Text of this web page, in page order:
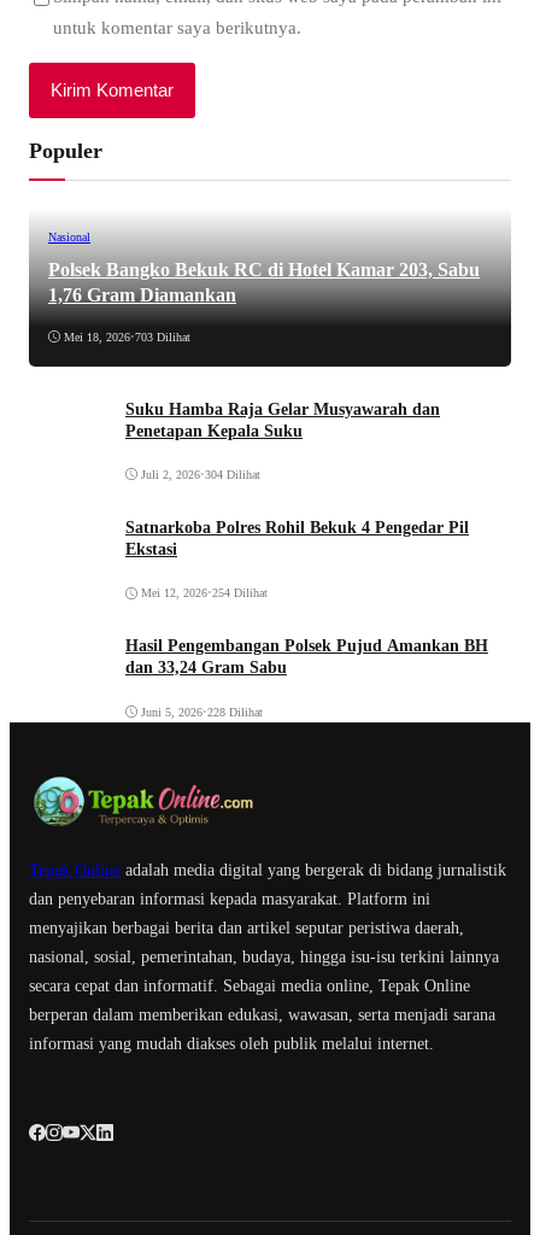
untuk komentar saya berikutnya.
Populer
Nasional
Polsek Bangko Bekuk RC di Hotel Kamar 203, Sabu
1,76 Gram Diamankan
Mei 18, 2026•703 Dilihat
Suku Hamba Raja Gelar Musyawarah dan
Penetapan Kepala Suku
Juli 2, 2026•304 Dilihat
Satnarkoba Polres Rohil Bekuk 4 Pengedar Pil
Ekstasi
Mei 12, 2026•254 Dilihat
Hasil Pengembangan Polsek Pujud Amankan BH
dan 33,24 Gram Sabu
Juni 5, 2026•228 Dilihat
Tepak Online adalah media digital yang bergerak di bidang jurnalistik
dan penyebaran informasi kepada masyarakat. Platform ini
menyajikan berbagai berita dan artikel seputar peristiwa daerah,
nasional, sosial, pemerintahan, budaya, hingga isu-isu terkini lainnya
secara cepat dan informatif. Sebagai media online, Tepak Online
berperan dalam memberikan edukasi, wawasan, serta menjadi sarana
informasi yang mudah diakses oleh publik melalui internet.